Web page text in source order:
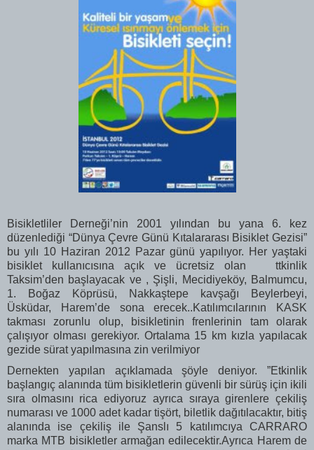
Bisikletliler Derneği’nin 2001 yılından bu yana 6. kez
düzenlediği “Dünya Çevre Günü Kıtalararası Bisiklet Gezisi”
bu yılı 10 Haziran 2012 Pazar günü yapılıyor. Her yaştaki
bisiklet kullanıcısına açık ve ücretsiz olan ttkinlik
Taksim’den başlayacak ve , Şişli, Mecidiyeköy, Balmumcu,
1. Boğaz Köprüsü, Nakkaştepe kavşağı Beylerbeyi,
Üsküdar, Harem’de
sona erecek..Katılımcılarının KASK
takması zorunlu olup, bisikletinin frenlerinin tam olarak
çalışıyor olması gerekiyor. Ortalama 15 km kızla yapılacak
gezide sürat yapılmasına zin verilmiyor
Dernekten yapılan açıklamada şöyle deniyor. ”Etkinlik
başlangıç alanında tüm bisikletlerin güvenli bir sürüş için ikili
sıra olmasını rica ediyoruz ayrıca sıraya girenlere çekiliş
numarası ve 1000 adet kadar tişört, biletlik dağıtılacaktır, bitiş
alanında ise çekiliş ile Şanslı 5 katılımcıya CARRARO
marka MTB bisikletler armağan edilecektir.Ayrıca Harem de